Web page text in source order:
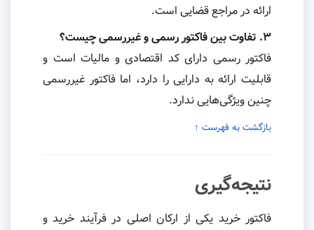
ارائه در مراجع قضایی است.
۳. تفاوت بین فاکتور رسمی و غیررسمی چیست؟
فاکتور رسمی دارای کد اقتصادی و مالیات است و
قابلیت ارائه به دارایی را دارد، اما فاکتور غیررسمی
چنین ویژگی‌هایی ندارد.
بازگشت به فهرست ↑
نتیجه‌گیری
فاکتور خرید یکی از ارکان اصلی در فرآیند خرید و